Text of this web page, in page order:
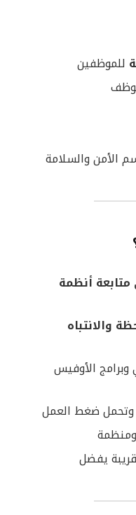
للموظفين
الأمن والسلامة
أنظمة
والانتباه
وبرامج الأوفيس
وتحمل ضغط العمل
يفضل